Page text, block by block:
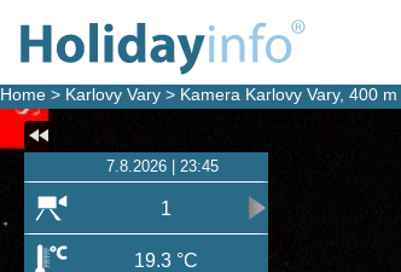
7.8.2026 | 23:45
1
19.3 °C
Home > Karlovy Vary > Kamera Karlovy Vary, 400 m